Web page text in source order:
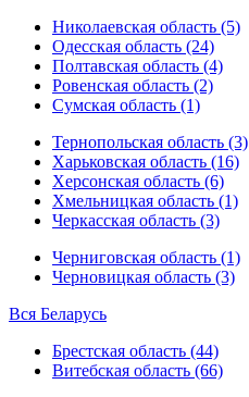
Николаевская область (5)
Одесская область (24)
Полтавская область (4)
Ровенская область (2)
Сумская область (1)
Тернопольская область (3)
Харьковская область (16)
Херсонская область (6)
Хмельницкая область (1)
Черкасская область (3)
Черниговская область (1)
Черновицкая область (3)
Вся Беларусь
Брестская область (44)
Витебская область (66)